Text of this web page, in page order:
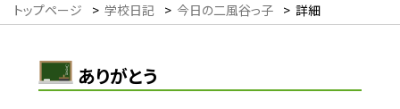
トップページ > 学校日記 > 今日の二風谷っ子 > 詳細
ありがとう